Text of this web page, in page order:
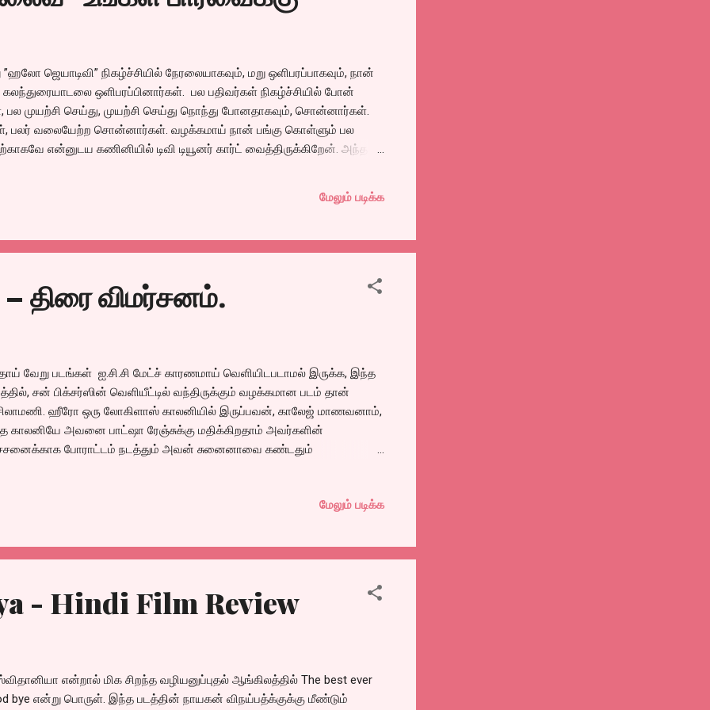
ஆபாச உடை அணியும் பெண்களை பார்த்து அசூசை படும் ராகவன்,
ஜெயாடிவி” நிகழ்ச்சியில் நேரலையாகவும், மறு ஒளிபரப்பாகவும், நான்
ஒளிபரப்பினார்கள். பல பதிவர்கள் நிகழ்ச்சியில் போன்
முயற்சி செய்து, முயற்சி செய்து நொந்து போனதாகவும், சொன்னார்கள்.
பலர் வலையேற்ற சொன்னார்கள். வழக்கமாய் நான் பங்கு கொள்ளும் பல
என்னுடய கணினியில் டிவி டியூனர் கார்ட் வைத்திருக்கிறேன். அந்த
யாரிடம் சொல்லி ரிக்கார்ட் செய்ய என்று ஒன்றும் புரியவிலலை. மாலை
நண்பர் சஞ்செயிடம் சொல்ல, அவர் பதிவர், நண்பர் கும்கியிடம் சொல்லி
நிமிட நிகழ்ச்சி போய்விட்டது. இருந்தாலும் பதிவு செய்து டிவிடியை
மேலும் படிக்க
திரை விமர்சனம்.
வேறு படங்கள் ஐ.சி.சி மேட்ச் காரணமாய் வெளியிடபடாமல் இருக்க, இந்த
சன் பிக்சர்ஸின் வெளியீட்டில் வந்திருக்கும் வழக்கமான படம் தான்
ஹீரோ ஒரு லோகிளாஸ் காலனியில் இருப்பவன், காலேஜ் மாணவனாம்,
காலனியே அவனை பாட்ஷா ரேஞ்சுக்கு மதிக்கிறதாம் அவர்களின்
போராட்டம் நடத்தும் அவன் சுனைனாவை கண்டதும்
வீட்டிற்கு மணி என்கிற பெயரில் சென்று அவர்களின் குடும்பத்தில்
என்கிற மாசி என்கிற மாசிலாமணி. இதற்கு நடுவில் ஒரு வில்லன் போலீஸ்
வர, அவனிடம் முடிஞ்சா நான் மணியா, இல்ல மாசியா புருவ்
தெரிஞ்சிச்சா, அவங்க காதல் என்னாவாச்சுங்கிறதுதான் கதை.
போது அட பரவாயில்லையேன்னு நினைப்போம் ஆனா படம் முழுசா பாக்க
மேலும் படிக்க
- Hindi Film Review
என்றால் மிக சிறந்த வழியனுப்புதல் ஆங்கிலத்தில் The best ever
bye என்று பொருள். இந்த படத்தின் நாயகன் விநய்பத்க்குக்கு மீண்டும்